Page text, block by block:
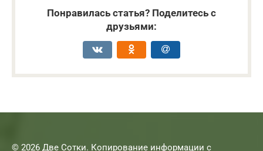
Понравилась статья? Поделитесь с
друзьями:
© 2026 Две Сотки. Копирование информации с